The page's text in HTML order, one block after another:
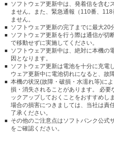
ソフトウェア更新中は、発着信を含む
ません。また、緊急通報（110番、
ません。
ソフトウェア更新の完了までに最大20
ソフトウェア更新を行う際は通信が切
で移動せずに実施してください。
ソフトウェア更新中は、絶対に本機の
因となります。
ソフトウェア更新は電池を十分に充電
ウェア更新中に電池切れになると、故
本機の状況(故障・破損・水濡れ等)に
損・消失されることがあります。 必
ックアップしておくことをおすすめし
場合の損害につきましては、当社は責
了承ください。
その他のご注意点はソフトバンク公式
をご確認ください。